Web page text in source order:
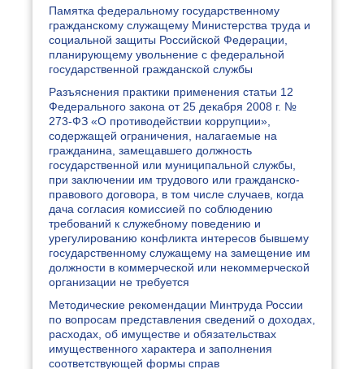
Памятка федеральному государственному
гражданскому служащему Министерства труда и
социальной защиты Российской Федерации,
планирующему увольнение с федеральной
государственной гражданской службы
Разъяснения практики применения статьи 12
Федерального закона от 25 декабря 2008 г. №
273-ФЗ «О противодействии коррупции»,
содержащей ограничения, налагаемые на
гражданина, замещавшего должность
государственной или муниципальной службы,
при заключении им трудового или гражданско-
правового договора, в том числе случаев, когда
дача согласия комиссией по соблюдению
требований к служебному поведению и
урегулированию конфликта интересов бывшему
государственному служащему на замещение им
должности в коммерческой или некоммерческой
организации не требуется
Методические рекомендации Минтруда России
по вопросам представления сведений о доходах,
расходах, об имуществе и обязательствах
имущественного характера и заполнения
соответствующей формы справ